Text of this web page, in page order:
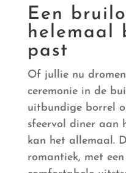
Een
helemaal
past
Of jullie nu
ceremonie in de
uitbundige borrel
sfeervol diner aan
kan het allemaal.
romantiek, met